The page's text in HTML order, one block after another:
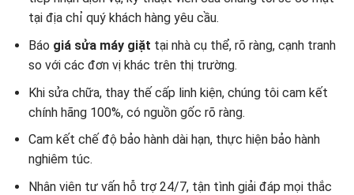
tại địa chỉ quý khách hàng yêu cầu.
Báo giá sửa máy giặt tại nhà cụ thể, rõ ràng, cạnh tranh
so với các đơn vị khác trên thị trường.
Khi sửa chữa, thay thế cấp linh kiện, chúng tôi cam kết
chính hãng 100%, có nguồn gốc rõ ràng.
Cam kết chế độ bảo hành dài hạn, thực hiện bảo hành
nghiêm túc.
Nhân viên tư vấn hỗ trợ 24/7, tận tình giải đáp mọi thắc